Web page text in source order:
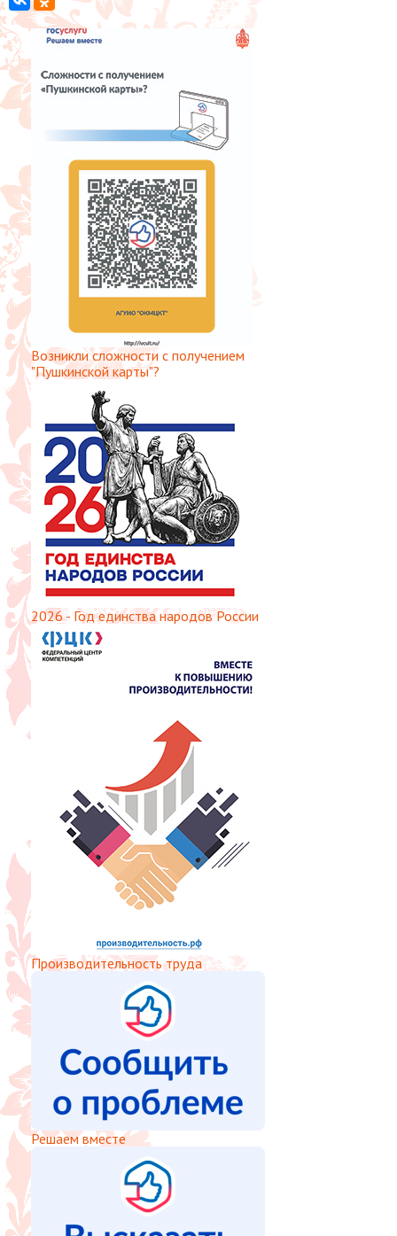
Возникли сложности с получением
"Пушкинской карты"?
2026 - Год единства народов России
Производительность труда
Решаем вместе